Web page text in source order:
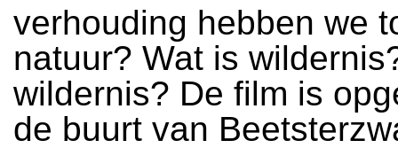
verhouding hebben we
natuur? Wat is
wildernis? De film is
de buurt van